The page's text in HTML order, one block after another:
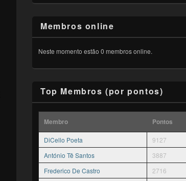
Membros online
Neste momento estão 0 membros online.
Top Membros (por pontos)
Membro Pontos
DiCello Poeta
9127
António Tê Santos
3887
Frederico De Castro
2716